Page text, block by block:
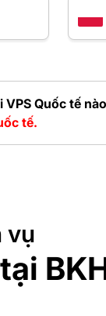
Quốc tế
tế.
vụ